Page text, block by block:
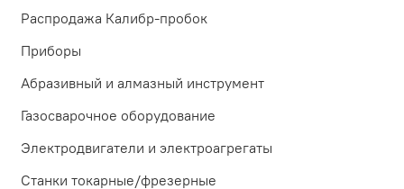
Распродажа Калибр-пробок
Приборы
Абразивный и алмазный инструмент
Газосварочное оборудование
Электродвигатели и электроагрегаты
Станки токарные/фрезерные